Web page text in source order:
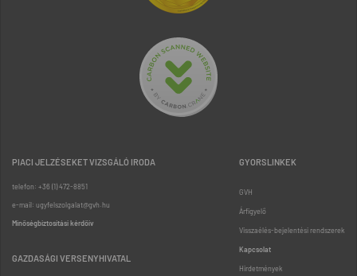
PIACI JELZÉSEKET VIZSGÁLÓ IRODA
telefon: +36 (1) 472-8851
e-mail: ugyfelszolgalat@gvh.hu
Minőségbiztosítási kérdőív
GAZDASÁGI VERSENYHIVATAL
GYORSLINKEK
GVH
Árfigyelő
Visszaélés-bejelentési rendszerek
Kapcsolat
Hirdetmények